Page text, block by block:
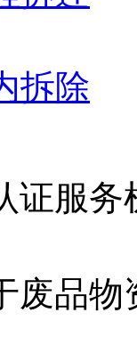
拆除
证服务
废品物